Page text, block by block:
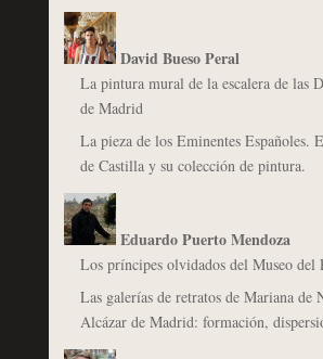
David Bueso Peral
La pintura mural de la escalera de las
de Madrid
La pieza de los Eminentes Españoles.
de Castilla y su colección de pintura.
Eduardo Puerto Mendoza
Los príncipes olvidados del Museo del
Las galerías de retratos de Mariana de
Alcázar de Madrid: formación,